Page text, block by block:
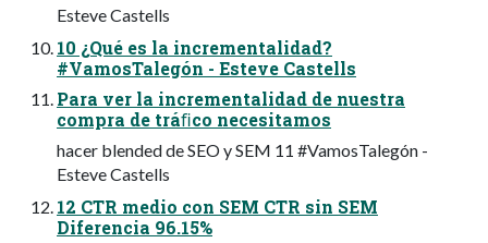
Esteve Castells
10 ¿Qué es la incrementalidad?
#VamosTalegón - Esteve Castells
Para ver la incrementalidad de nuestra
compra de tráﬁco necesitamos
hacer blended de SEO y SEM 11 #VamosTalegón -
Esteve Castells
12 CTR medio con SEM CTR sin SEM
Diferencia 96.15%